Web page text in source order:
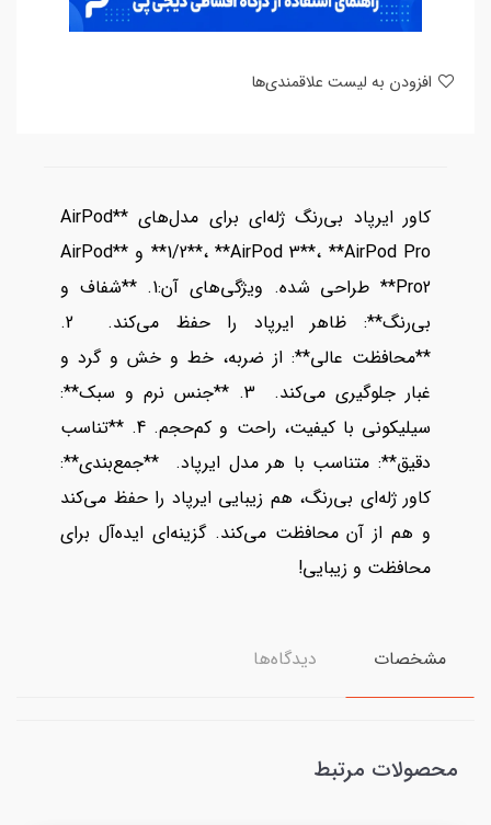
کاور ایرپاد بی‌رنگ ژله‌ای برای مدل‌های **AirPod
1/2**، **AirPod 3**، **AirPod Pro** و **AirPod
Pro2** طراحی شده. ویژگی‌های آن:1. **شفاف و
بی‌رنگ**: ظاهر ایرپاد را حفظ می‌کند. 2.
**محافظت عالی**: از ضربه، خط و خش و گرد و
غبار جلوگیری می‌کند. 3. **جنس نرم و سبک**:
سیلیکونی با کیفیت، راحت و کم‌حجم. 4. **تناسب
دقیق**: متناسب با هر مدل ایرپاد. **جمع‌بندی**:
کاور ژله‌ای بی‌رنگ، هم زیبایی ایرپاد را حفظ می‌کند
و هم از آن محافظت می‌کند. گزینه‌ای ایده‌آل برای
محافظت و زیبایی!
مشخصات دیدگاه‌ها
محصولات مرتبط